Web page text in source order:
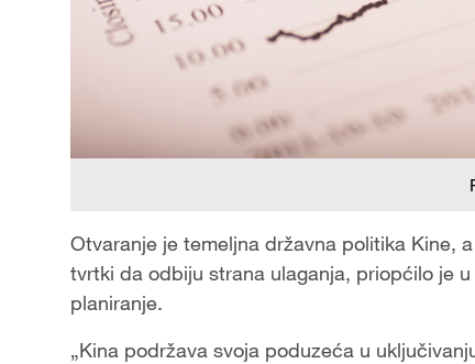
Otvaranje je temeljna državna politika Kine,
tvrtki da odbiju strana ulaganja, priopćilo je
planiranje.
„Kina podržava svoja poduzeća u